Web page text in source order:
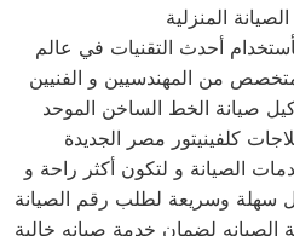
المنزلية
أحدث التقنيات في عالم
من المهندسيين و الفنيين
صيانة الخط الساخن الموحد
الصيانة و لتكون أكثر راحة و
سهلة وسريعة لطلب رقم الصيانة
الصيانه لضمان خدمة صيانه خالية